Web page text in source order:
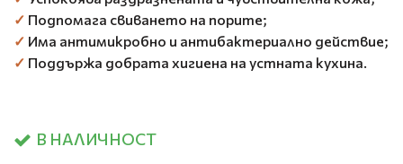
✓ Подпомага свиването на порите;
✓ Има антимикробно и антибактериално действие;
✓ Поддържа добрата хигиена на устната кухина.
В НАЛИЧНОСТ